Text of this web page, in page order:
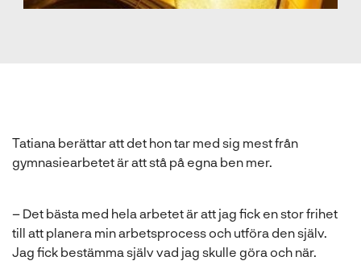
Tatiana berättar att det hon tar med sig mest från
gymnasiearbetet är att stå på egna ben mer.
– Det bästa med hela arbetet är att jag fick en stor frihet
till att planera min arbetsprocess och utföra den själv.
Jag fick bestämma själv vad jag skulle göra och när.